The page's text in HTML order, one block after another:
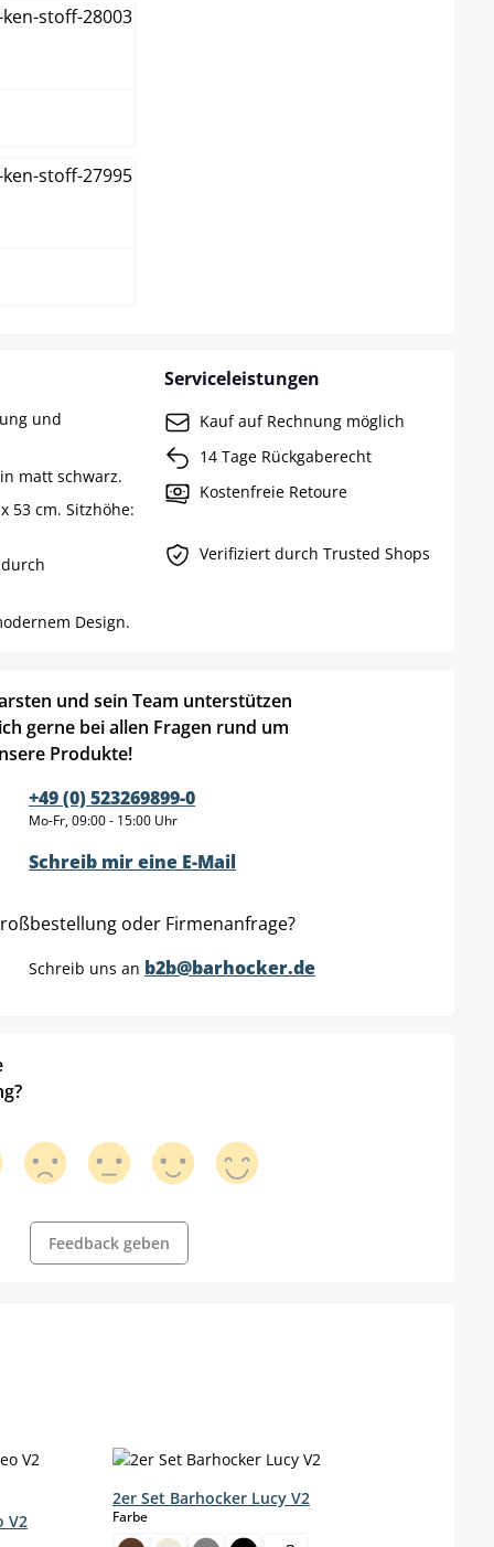
und
matt schwarz.
53 cm. Sitzhöhe:
Design.
Serviceleistungen
Kauf auf Rechnung möglich
14 Tage Rückgaberecht
Kostenfreie Retoure
Verifiziert durch Trusted Shops
und sein Team unterstützen
gerne bei allen Fragen rund um
Produkte!
+49 (0) 523269899-0
Mo-Fr, 09:00 - 15:00 Uhr
Schreib mir eine E-Mail
oder Firmenanfrage?
Schreib uns an b2b@barhocker.de
Feedback geben
V2
2er Set Barhocker Lucy V2
Farbeauswählen